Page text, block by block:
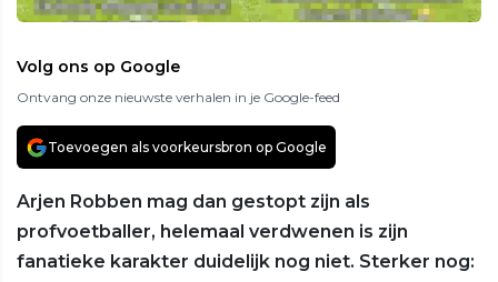
Volg ons op Google
Ontvang onze nieuwste verhalen in je Google-feed
Toevoegen als voorkeursbron op Google
Arjen Robben mag dan gestopt zijn als
profvoetballer, helemaal verdwenen is zijn
fanatieke karakter duidelijk nog niet. Sterker nog: